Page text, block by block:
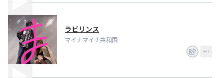
ラビリンス
マイナマイナ共和国